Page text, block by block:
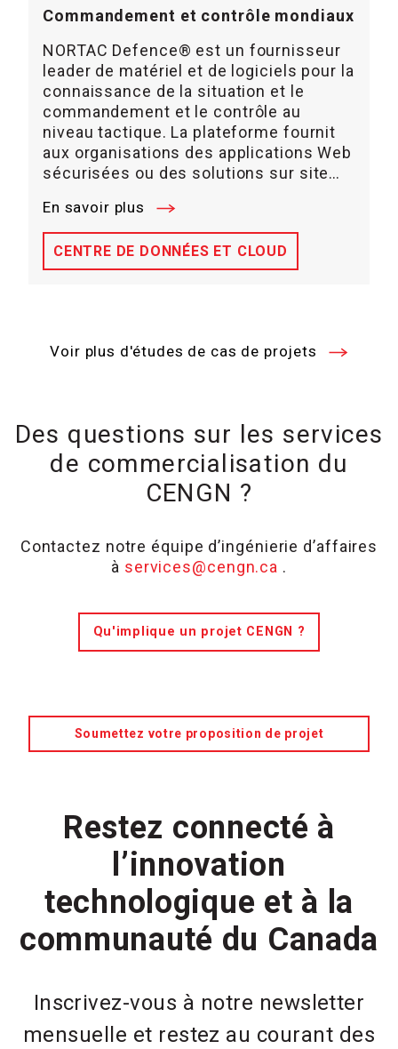
Commandement et contrôle mondiaux
NORTAC Defence® est un fournisseur
leader de matériel et de logiciels pour la
connaissance de la situation et le
commandement et le contrôle au
niveau tactique. La plateforme fournit
aux organisations des applications Web
sécurisées ou des solutions sur site…
En savoir plus
CENTRE DE DONNÉES ET CLOUD
Voir plus d'études de cas de projets
Des questions sur les services
de commercialisation du
CENGN ?
Contactez notre équipe d’ingénierie d’affaires
à services@cengn.ca .
Qu'implique un projet CENGN ?
Soumettez votre proposition de projet
Restez connecté à
l’innovation
technologique et à la
communauté du Canada
Inscrivez-vous à notre newsletter
mensuelle et restez au courant des